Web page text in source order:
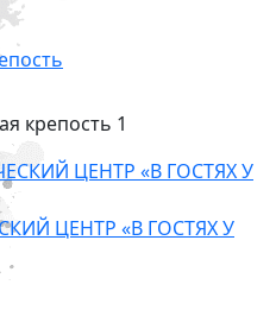
крепость 1
ЦЕНТР «В ГОСТЯХ У